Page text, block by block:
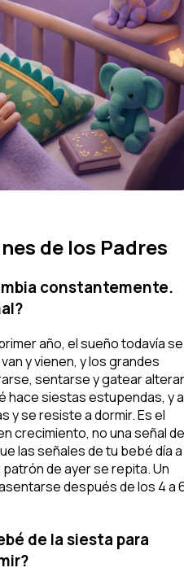
de los Padres
constantemente.
año, el sueño todavía se
y vienen, y los grandes
sentarse y gatear
hace siestas estupendas, y a
y se resiste a dormir. Es el
crecimiento, no una señal de
las señales de tu bebé día a
de ayer se repita. Un
después de los 4 a
de la siesta para